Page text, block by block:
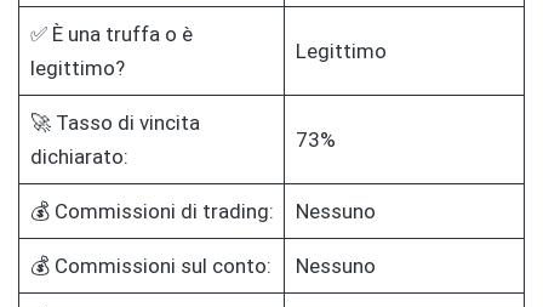
✅ È una truffa o è
legittimo?
Legittimo
🚀 Tasso di vincita
dichiarato:
73%
💰 Commissioni di trading: Nessuno
💰 Commissioni sul conto: Nessuno